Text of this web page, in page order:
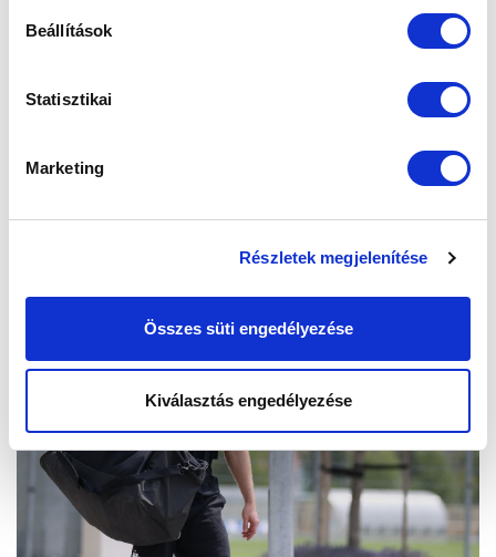
Beállítások
Statisztikai
Marketing
Részletek megjelenítése
Összes süti engedélyezése
Kiválasztás engedélyezése